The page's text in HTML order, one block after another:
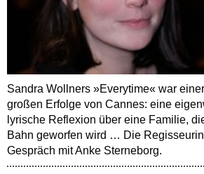
Sandra Wollners »Everytime« war
großen Erfolge von Cannes: eine
lyrische Reflexion über eine ­Familie,
Bahn geworfen wird … Die
Gespräch mit Anke Sterneborg.